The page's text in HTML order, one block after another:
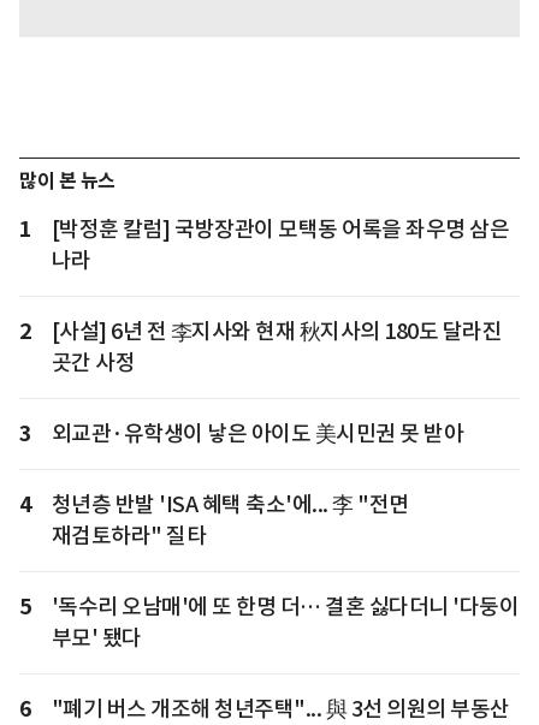
많이 본 뉴스
1
[박정훈 칼럼] 국방장관이 모택동 어록을 좌우명 삼은
나라
2
[사설] 6년 전 李지사와 현재 秋지사의 180도 달라진
곳간 사정
3 외교관·유학생이 낳은 아이도 美시민권 못 받아
4
청년층 반발 'ISA 혜택 축소'에... 李 "전면
재검토하라" 질타
5
'독수리 오남매'에 또 한명 더… 결혼 싫다더니 '다둥이
부모' 됐다
6
"폐기 버스 개조해 청년주택"... 與 3선 의원의 부동산